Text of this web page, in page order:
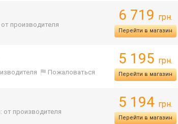
от производителя
6 719 грн.
Перейти в магазин
Пожаловаться
5 195 грн.
Перейти в магазин
от производителя
5 194 грн.
Перейти в магазин